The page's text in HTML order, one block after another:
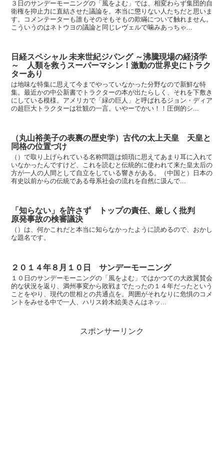
３日のサンデーモーニングの「風をよむ」では、相変わらず集団的自
衛権を抑止力に直結させた議論を。本当に懲りない人たちだと思いま
す。コメンテーターも誰もそのそもそもの欺瞞について触れません。
こういうのはネトウヨの議論と同じレヴェルで噛みあっちゃ...
日経スペシャル 未来世紀ジパング ～沸騰現場の経済学
～ 人類を救うスーパーマシン！激動の世界史にトラク
ターあり
は地味な特集に思えて今までやっていなかった分野なので新鮮な特
集。最近かの中公新書でトラクターの本が出たらしく、それを下敷き
にしている模様。アメリカで「緑の巨人」と呼ばれるジョン・ディア
の超巨大トラクターは壮観の一言。いやーでかい！！圧倒的シ...
（丸山裕美子の表裏の歴史学）古代の太上天皇 天皇と
同格の位置づけ
（）で取り上げられている名称問題は煩瑣に思えてあまり耳に入れて
いなかったんですけど、これを読むと伝統的に使われて来た皇太后の
方が一人の人間として自立をしている響きがある。（中国と）日本の
有史以前からの伝統である母系社会の流れを自然に汲んで...
「知らない」を許さず トップの責任、厳しく批判
原発事故の検審議決
（）は、何かこれだと本当に知らなかったように読めるので、おかし
な題名です。
２０１４年８月１０日 サンデーモーニング
１０日のサンデーモーニングの「風をよむ」ではかつての大政翼賛会
的な状況を返り、満州事変から敗戦までたったの１４年だったという
ことをやり、現代の世相との共通点を。周囲がそれなりに危惧のコメ
ントをみせる中で一人、ハリス鈴木絵美さんはネッ...
スポンサーリンク